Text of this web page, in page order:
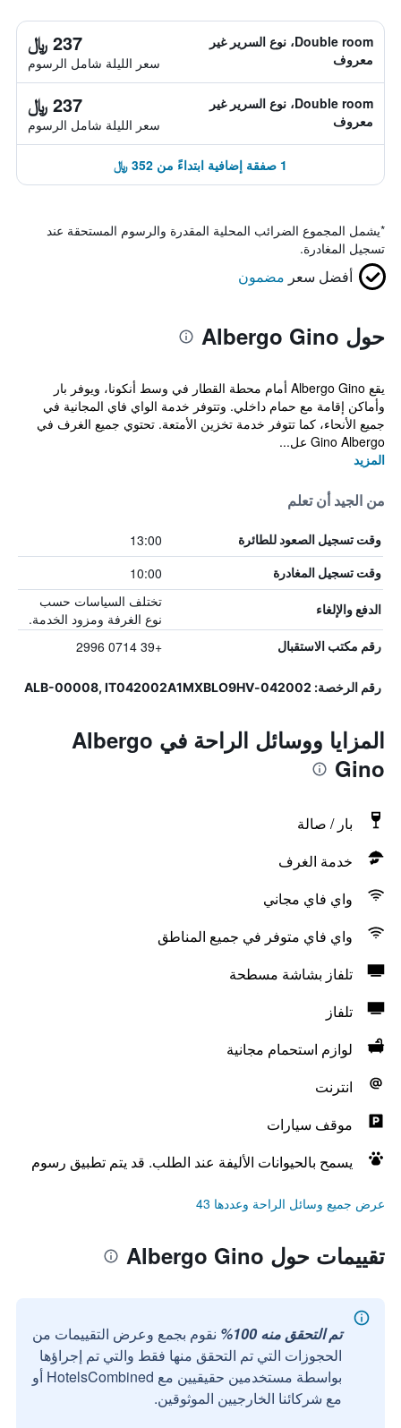
Double room، نوع السرير غير
معروف
237 ﷼
سعر الليلة شامل الرسوم
Double room، نوع السرير غير
معروف
237 ﷼
سعر الليلة شامل الرسوم
1 صفقة إضافية ابتداءً من 352 ﷼
*يشمل المجموع الضرائب المحلية المقدرة والرسوم المستحقة عند
تسجيل المغادرة.
أفضل سعر مضمون
حول Albergo Gino
يقع Albergo Gino أمام محطة القطار في وسط أنكونا، ويوفر بار
وأماكن إقامة مع حمام داخلي. وتتوفر خدمة الواي فاي المجانية في
جميع الأنحاء، كما تتوفر خدمة تخزين الأمتعة. تحتوي جميع الغرف في
Gino Albergo عل...
المزيد
من الجيد أن تعلم
وقت تسجيل الصعود للطائرة 13:00
وقت تسجيل المغادرة 10:00
الدفع والإلغاء
تختلف السياسات حسب
نوع الغرفة ومزود الخدمة.
رقم مكتب الاستقبال +39 0714 2996
رقم الرخصة: 042002-ALB-00008, IT042002A1MXBLO9HV
المزايا ووسائل الراحة في Albergo
Gino
بار / صالة
خدمة الغرف
واي فاي مجاني
واي فاي متوفر في جميع المناطق
تلفاز بشاشة مسطحة
تلفاز
لوازم استحمام مجانية
انترنت
موقف سيارات
يسمح بالحيوانات الأليفة عند الطلب. قد يتم تطبيق رسوم
عرض جميع وسائل الراحة وعددها 43
تقييمات حول Albergo Gino
تم التحقق منه 100%
نقوم بجمع وعرض التقييمات من
الحجوزات التي تم التحقق منها فقط والتي تم إجراؤها
بواسطة مستخدمين حقيقيين مع HotelsCombined أو
مع شركائنا الخارجيين الموثوقين.